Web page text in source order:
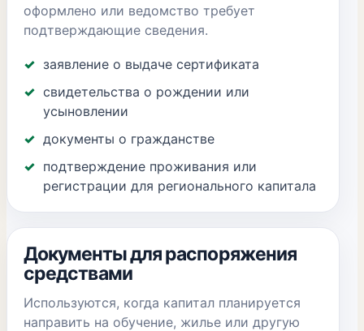
оформлено или ведомство требует
подтверждающие сведения.
заявление о выдаче сертификата
свидетельства о рождении или
усыновлении
документы о гражданстве
подтверждение проживания или
регистрации для регионального капитала
Документы для распоряжения
средствами
Используются, когда капитал планируется
направить на обучение, жилье или другую